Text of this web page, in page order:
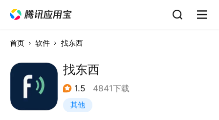
首页 软件 找东西
找东西
1.5 4841下载
其他